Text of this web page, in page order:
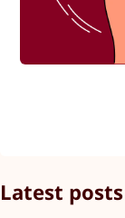
Latest posts